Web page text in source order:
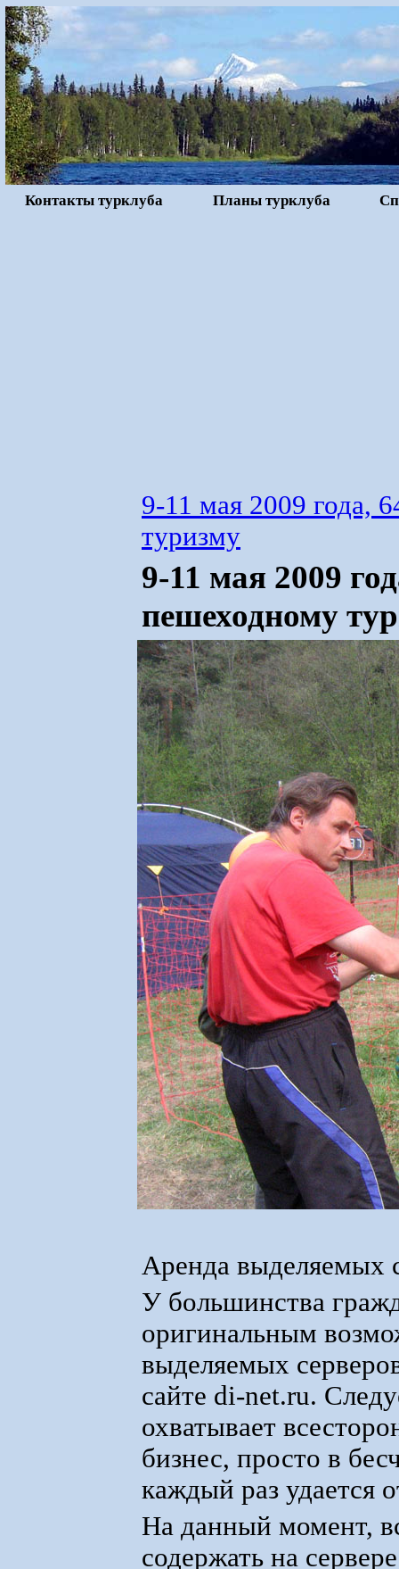
Контакты турклуба Планы турклуба
9-11 мая 2009 года,
туризму
9-11 мая 2009
пешеходному
Аренда выделяемых
У большинства
оригинальным
выделяемых
сайте di-net.ru.
охватывает
бизнес, просто в
каждый раз удается
На данный момент,
содержать на